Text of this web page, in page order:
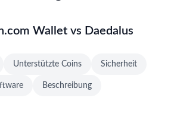
Wallet vs Daedalus
Unterstützte Coins Sicherheit
Beschreibung